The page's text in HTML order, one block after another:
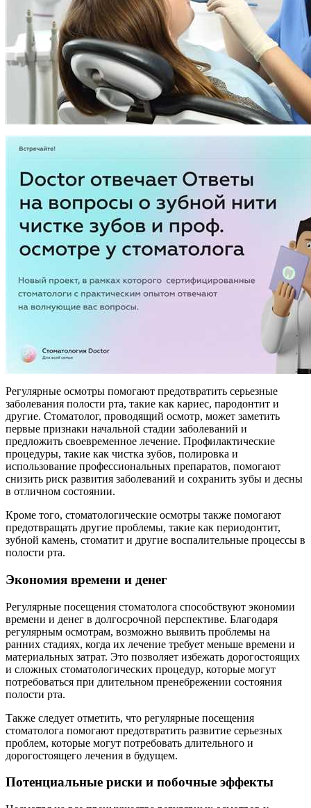
Регулярные осмотры помогают предотвратить серьезные
заболевания полости рта, такие как кариес, пародонтит и
другие. Стоматолог, проводящий осмотр, может заметить
первые признаки начальной стадии заболеваний и
предложить своевременное лечение. Профилактические
процедуры, такие как чистка зубов, полировка и
использование профессиональных препаратов, помогают
снизить риск развития заболеваний и сохранить зубы и десны
в отличном состоянии.
Кроме того, стоматологические осмотры также помогают
предотвращать другие проблемы, такие как периодонтит,
зубной камень, стоматит и другие воспалительные процессы в
полости рта.
Экономия времени и денег
Регулярные посещения стоматолога способствуют экономии
времени и денег в долгосрочной перспективе. Благодаря
регулярным осмотрам, возможно выявить проблемы на
ранних стадиях, когда их лечение требует меньше времени и
материальных затрат. Это позволяет избежать дорогостоящих
и сложных стоматологических процедур, которые могут
потребоваться при длительном пренебрежении состояния
полости рта.
Также следует отметить, что регулярные посещения
стоматолога помогают предотвратить развитие серьезных
проблем, которые могут потребовать длительного и
дорогостоящего лечения в будущем.
Потенциальные риски и побочные эффекты